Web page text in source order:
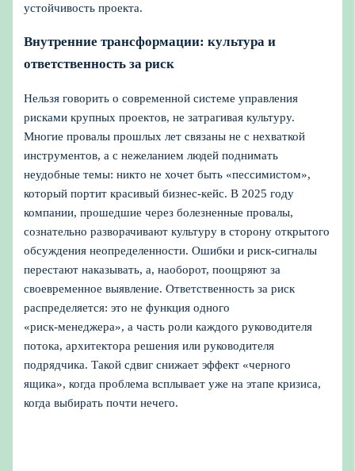
устойчивость проекта.
Внутренние трансформации: культура и
ответственность за риск
Нельзя говорить о современной системе управления
рисками крупных проектов, не затрагивая культуру.
Многие провалы прошлых лет связаны не с нехваткой
инструментов, а с нежеланием людей поднимать
неудобные темы: никто не хочет быть «пессимистом»,
который портит красивый бизнес‑кейс. В 2025 году
компании, прошедшие через болезненные провалы,
сознательно разворачивают культуру в сторону открытого
обсуждения неопределенности. Ошибки и риск‑сигналы
перестают наказывать, а, наоборот, поощряют за
своевременное выявление. Ответственность за риск
распределяется: это не функция одного
«риск‑менеджера», а часть роли каждого руководителя
потока, архитектора решения или руководителя
подрядчика. Такой сдвиг снижает эффект «черного
ящика», когда проблема всплывает уже на этапе кризиса,
когда выбирать почти нечего.